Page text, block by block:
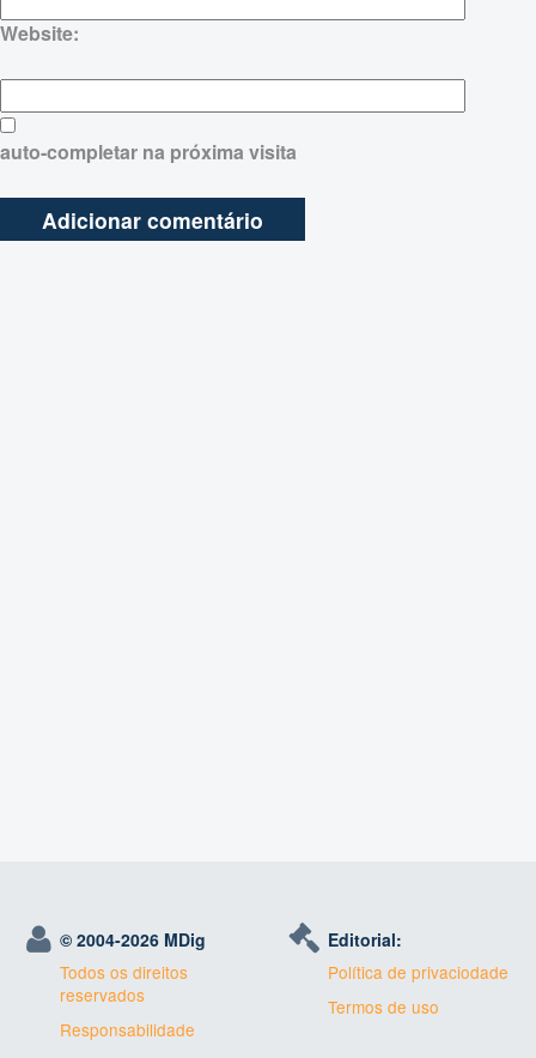
Website:
auto-completar na próxima visita
© 2004-2026 MDig
Todos os direitos
reservados
Responsabilidade
Editorial:
Política de privaciodade
Termos de uso